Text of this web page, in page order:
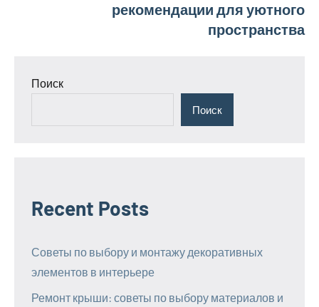
рекомендации для уютного
пространства
Поиск
Поиск
Recent Posts
Советы по выбору и монтажу декоративных
элементов в интерьере
Ремонт крыши: советы по выбору материалов и